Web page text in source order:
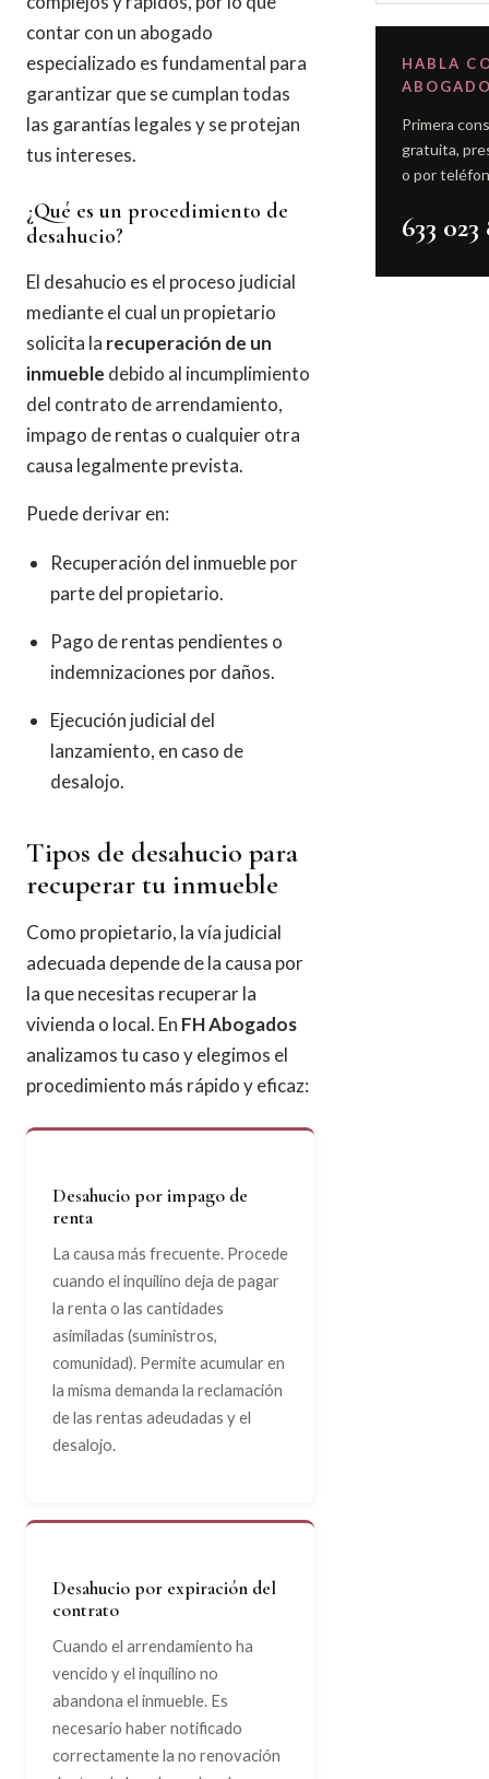
contar con un abogado
especializado es fundamental para
garantizar que se cumplan todas
las garantías legales y se protejan
tus intereses.
¿Qué es un procedimiento de
desahucio?
El desahucio es el proceso judicial
mediante el cual un propietario
solicita la recuperación de un
inmueble debido al incumplimiento
del contrato de arrendamiento,
impago de rentas o cualquier otra
causa legalmente prevista.
Puede derivar en:
Recuperación del inmueble por
parte del propietario.
Pago de rentas pendientes o
indemnizaciones por daños.
Ejecución judicial del
lanzamiento, en caso de
desalojo.
Tipos de desahucio para
recuperar tu inmueble
Como propietario, la vía judicial
adecuada depende de la causa por
la que necesitas recuperar la
vivienda o local. En FH Abogados
analizamos tu caso y elegimos el
procedimiento más rápido y eficaz:
Desahucio por impago de
renta
La causa más frecuente. Procede
cuando el inquilino deja de pagar
la renta o las cantidades
asimiladas (suministros,
comunidad). Permite acumular en
la misma demanda la reclamación
de las rentas adeudadas y el
desalojo.
Desahucio por expiración del
contrato
Cuando el arrendamiento ha
vencido y el inquilino no
abandona el inmueble. Es
necesario haber notificado
correctamente la no renovación
HABLA
Primera
gratuita,
o por
633 023